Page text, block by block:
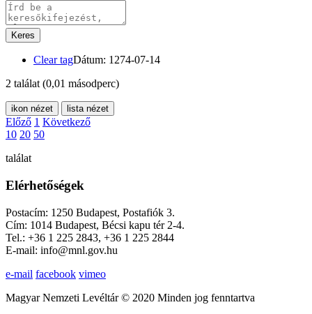
Keres
Clear tagDátum: 1274-07-14
2 találat (0,01 másodperc)
ikon nézet lista nézet
Előző 1 Következő
10 20 50
találat
Elérhetőségek
Postacím: 1250 Budapest, Postafiók 3.
Cím: 1014 Budapest, Bécsi kapu tér 2-4.
Tel.: +36 1 225 2843, +36 1 225 2844
E-mail: info@mnl.gov.hu
e-mail facebook vimeo
Magyar Nemzeti Levéltár © 2020 Minden jog fenntartva